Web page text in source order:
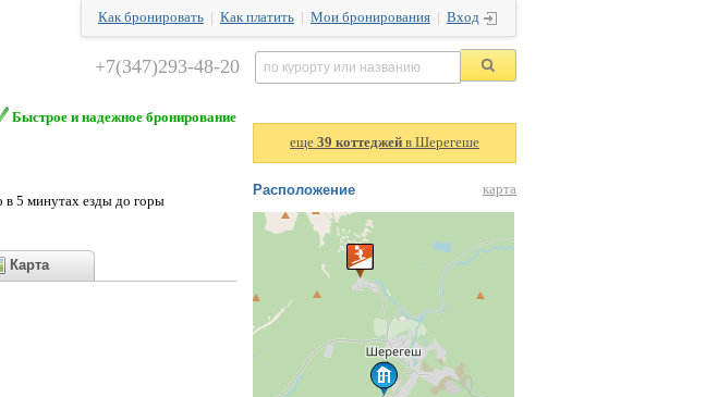
Как бронировать Как платить Мои бронирования Вход
+7(347)293-48-20
Быстрое и надежное бронирование
в 5 минутах езды до горы
Карта
еще 39 коттеджей в Шерегеше
Расположение карта